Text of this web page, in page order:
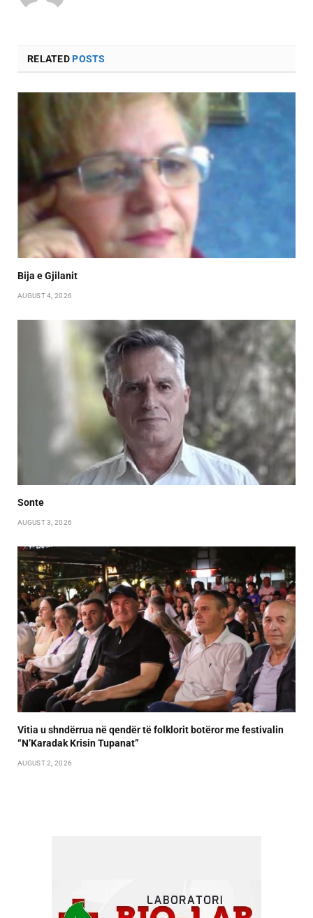
RELATEDPOSTS
Bija e Gjilanit
AUGUST 4, 2026
Sonte
AUGUST 3, 2026
Vitia u shndërrua në qendër të folklorit botëror me festivalin
“N’Karadak Krisin Tupanat”
AUGUST 2, 2026